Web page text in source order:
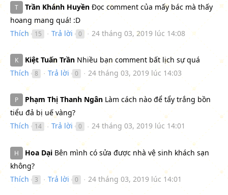
T Trần Khánh Huyền Đọc comment của mấy bác mà thấy
hoang mang quá! :D
Thích
15 ● Trả lời 0 ● 24 tháng 03, 2019 lúc 14:08
K Kiệt Tuấn Trần Nhiều bạn comment bất lịch sự quá
Thích
8 ● Trả lời 0 ● 24 tháng 03, 2019 lúc 14:03
P Phạm Thị Thanh Ngân Làm cách nào để tẩy trắng bồn
tiểu đả bị uế vàng?
Thích
14 ● Trả lời 0 ● 24 tháng 03, 2019 lúc 14:01
H Hoa Dại Bên mình có sửa được nhà vệ sinh khách sạn
không?
Thích
3 ● Trả lời 0 ● 24 tháng 03, 2019 lúc 14:01